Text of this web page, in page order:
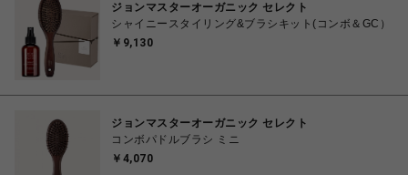
ジョンマスターオーガニック セレクト
シャイニースタイリング&ブラシキット(コンボ＆GC）
￥9,130
ジョンマスターオーガニック セレクト
コンボパドルブラシ ミニ
￥4,070